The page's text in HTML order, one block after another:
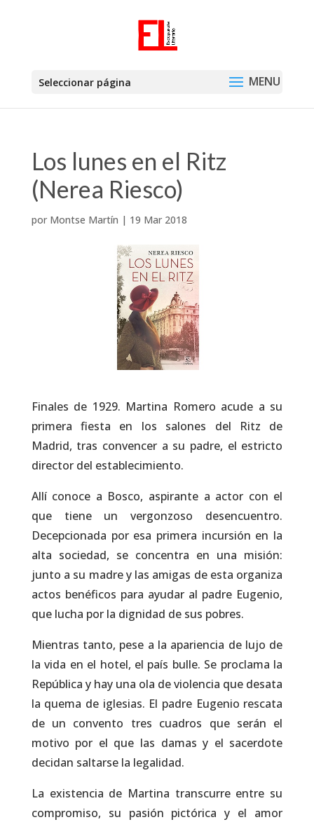
Seleccionar página
Los lunes en el Ritz
(Nerea Riesco)
por Montse Martín | 19 Mar 2018
Finales de 1929. Martina Romero acude a su
primera fiesta en los salones del Ritz de
Madrid, tras convencer a su padre, el estricto
director del establecimiento.
Allí conoce a Bosco, aspirante a actor con el
que tiene un vergonzoso desencuentro.
Decepcionada por esa primera incursión en la
alta sociedad, se concentra en una misión:
junto a su madre y las amigas de esta organiza
actos benéficos para ayudar al padre Eugenio,
que lucha por la dignidad de sus pobres.
Mientras tanto, pese a la apariencia de lujo de
la vida en el hotel, el país bulle. Se proclama la
República y hay una ola de violencia que desata
la quema de iglesias. El padre Eugenio rescata
de un convento tres cuadros que serán el
motivo por el que las damas y el sacerdote
decidan saltarse la legalidad.
La existencia de Martina transcurre entre su
compromiso, su pasión pictórica y el amor